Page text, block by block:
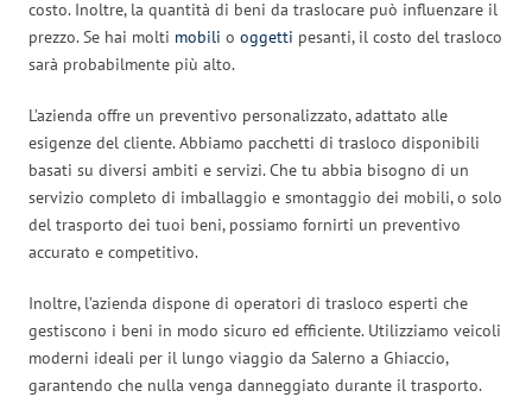
costo. Inoltre, la quantità di beni da traslocare può influenzare il
prezzo. Se hai molti mobili o oggetti pesanti, il costo del trasloco
sarà probabilmente più alto.
L’azienda offre un preventivo personalizzato, adattato alle
esigenze del cliente. Abbiamo pacchetti di trasloco disponibili
basati su diversi ambiti e servizi. Che tu abbia bisogno di un
servizio completo di imballaggio e smontaggio dei mobili, o solo
del trasporto dei tuoi beni, possiamo fornirti un preventivo
accurato e competitivo.
Inoltre, l’azienda dispone di operatori di trasloco esperti che
gestiscono i beni in modo sicuro ed efficiente. Utilizziamo veicoli
moderni ideali per il lungo viaggio da Salerno a Ghiaccio,
garantendo che nulla venga danneggiato durante il trasporto.